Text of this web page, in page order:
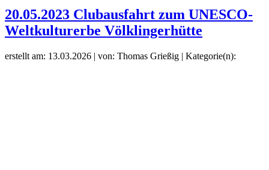
20.05.2023 Clubausfahrt zum UNESCO-
Weltkulturerbe Völklingerhütte
erstellt am: 13.03.2026 | von: Thomas Grießig | Kategorie(n):